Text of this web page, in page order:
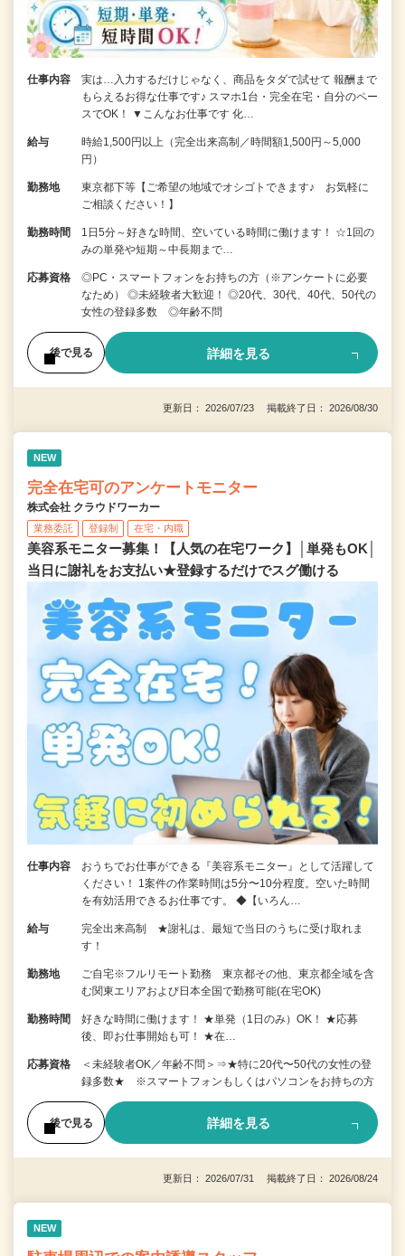
仕事内容
実は…入力するだけじゃなく、商品をタダで試せて 報酬まで
もらえるお得な仕事です♪ スマホ1台・完全在宅・自分のペー
スでOK！ ▼こんなお仕事です 化…
給与
時給1,500円以上（完全出来高制／時間額1,500円～5,000
円）
勤務地
東京都下等【ご希望の地域でオシゴトできます♪ お気軽に
ご相談ください！】
勤務時間
1日5分～好きな時間、空いている時間に働けます！ ☆1回の
みの単発や短期～中長期まで…
応募資格
◎PC・スマートフォンをお持ちの方（※アンケートに必要
なため） ◎未経験者大歓迎！ ◎20代、30代、40代、50代の
女性の登録多数 ◎年齢不問
後で見る 詳細を見る
更新日： 2026/07/23 掲載終了日： 2026/08/30
NEW
完全在宅可のアンケートモニター
株式会社 クラウドワーカー
業務委託 登録制 在宅・内職
美容系モニター募集！【人気の在宅ワーク】│単発もOK│
当日に謝礼をお支払い★登録するだけでスグ働ける
仕事内容
おうちでお仕事ができる『美容系モニター』として活躍して
ください！ 1案件の作業時間は5分〜10分程度。空いた時間
を有効活用できるお仕事です。 ◆【いろん…
給与
完全出来高制 ★謝礼は、最短で当日のうちに受け取れま
す！
勤務地
ご自宅※フルリモート勤務 東京都その他、東京都全域を含
む関東エリアおよび日本全国で勤務可能(在宅OK)
勤務時間
好きな時間に働けます！ ★単発（1日のみ）OK！ ★応募
後、即お仕事開始も可！ ★在…
応募資格
＜未経験者OK／年齢不問＞⇒★特に20代〜50代の女性の登
録多数★ ※スマートフォンもしくはパソコンをお持ちの方
後で見る 詳細を見る
更新日： 2026/07/31 掲載終了日： 2026/08/24
NEW